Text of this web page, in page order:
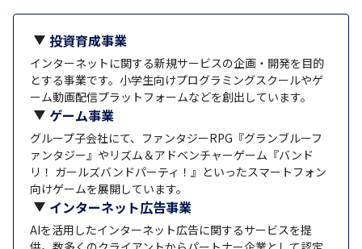
投資育成事業
インターネットに関する新規サービスの企画・開発を目的
とする事業です。小学生向けプログラミングスクールやゲ
ーム動画配信プラットフォームなどを創出しています。
ゲーム事業
グループ子会社にて、ファンタジーRPG『グランブルーフ
ァンタジー』やリズム＆アドベンチャーゲーム『バンド
リ！ ガールズバンドパーティ！』といったスマートフォン
向けゲームを展開しています。
インターネット広告事業
AIを活用したインターネット広告に関するサービスを提